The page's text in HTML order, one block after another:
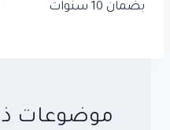
بضمان 10 سنوات
موضوعات